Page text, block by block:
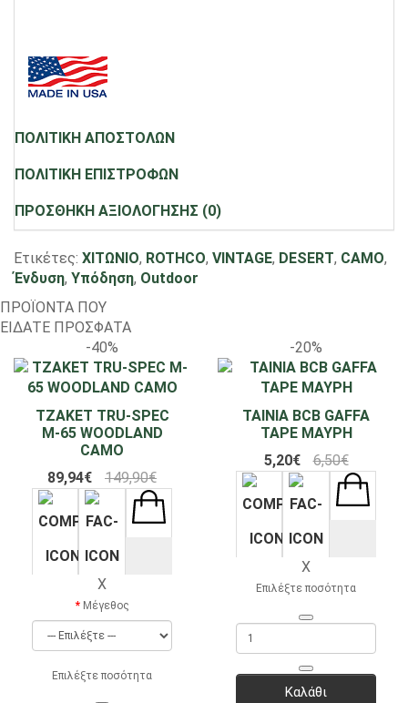
ΠΟΛΙΤΙΚΗ ΑΠΟΣΤΟΛΩΝ
ΠΟΛΙΤΙΚΗ ΕΠΙΣΤΡΟΦΩΝ
ΠΡΟΣΘΗΚΗ ΑΞΙΟΛΟΓΗΣΗΣ (0)
Ετικέτες: ΧΙΤΩΝΙΟ, ROTHCO, VINTAGE, DESERT, CAMO,
Ένδυση, Υπόδηση, Outdoor
ΠΡΟΪΟΝΤΑ ΠΟΥ
ΕΙΔΑΤΕ ΠΡΟΣΦΑΤΑ
-40%
ΤΖΑΚΕΤ TRU-SPEC
M-65 WOODLAND
CAMO
89,94€
149,90€
X
Μέγεθος
Επιλέξτε ποσότητα
-20%
ΤΑΙΝΙΑ BCB GAFFA
TAPE ΜΑΥΡΗ
5,20€
6,50€
X
Επιλέξτε ποσότητα
Καλάθι